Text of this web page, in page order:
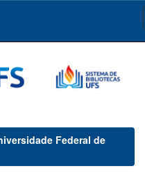
Federal de